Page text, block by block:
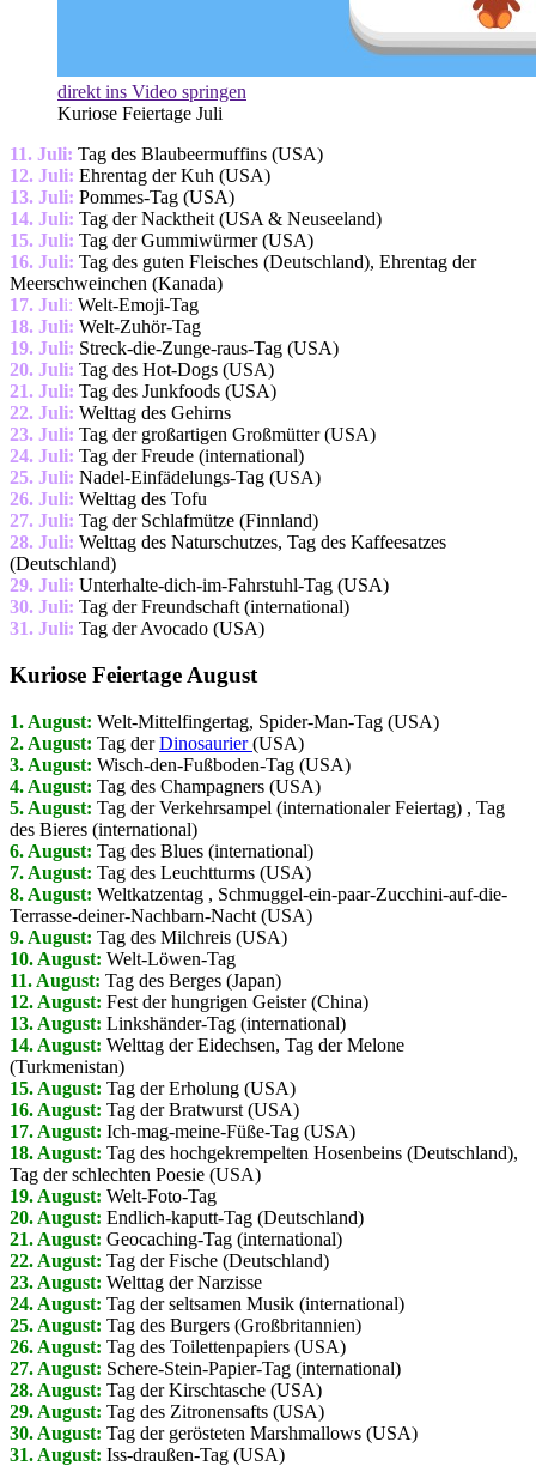
direkt ins Video springen
Kuriose Feiertage Juli
11. Juli: Tag des Blaubeermuffins (USA)
12. Juli: Ehrentag der Kuh (USA)
13. Juli: Pommes-Tag (USA)
14. Juli: Tag der Nacktheit (USA & Neuseeland)
15. Juli: Tag der Gummiwürmer (USA)
16. Juli: Tag des guten Fleisches (Deutschland), Ehrentag der
Meerschweinchen (Kanada)
17. Juli: Welt-Emoji-Tag
18. Juli: Welt-Zuhör-Tag
19. Juli: Streck-die-Zunge-raus-Tag (USA)
20. Juli: Tag des Hot-Dogs (USA)
21. Juli: Tag des Junkfoods (USA)
22. Juli: Welttag des Gehirns
23. Juli: Tag der großartigen Großmütter (USA)
24. Juli: Tag der Freude (international)
25. Juli: Nadel-Einfädelungs-Tag (USA)
26. Juli: Welttag des Tofu
27. Juli: Tag der Schlafmütze (Finnland)
28. Juli: Welttag des Naturschutzes, Tag des Kaffeesatzes
(Deutschland)
29. Juli: Unterhalte-dich-im-Fahrstuhl-Tag (USA)
30. Juli: Tag der Freundschaft (international)
31. Juli: Tag der Avocado (USA)
Kuriose Feiertage August
1. August: Welt-Mittelfingertag, Spider-Man-Tag (USA)
2. August: Tag derDinosaurier(USA)
3. August: Wisch-den-Fußboden-Tag (USA)
4. August: Tag des Champagners (USA)
5. August: Tag der Verkehrsampel (internationaler Feiertag) , Tag
des Bieres (international)
6. August: Tag des Blues (international)
7. August: Tag des Leuchtturms (USA)
8. August: Weltkatzentag , Schmuggel-ein-paar-Zucchini-auf-die-
Terrasse-deiner-Nachbarn-Nacht (USA)
9. August: Tag des Milchreis (USA)
10. August: Welt-Löwen-Tag
11. August: Tag des Berges (Japan)
12. August: Fest der hungrigen Geister (China)
13. August: Linkshänder-Tag (international)
14. August: Welttag der Eidechsen, Tag der Melone
(Turkmenistan)
15. August: Tag der Erholung (USA)
16. August: Tag der Bratwurst (USA)
17. August: Ich-mag-meine-Füße-Tag (USA)
18. August: Tag des hochgekrempelten Hosenbeins (Deutschland),
Tag der schlechten Poesie (USA)
19. August: Welt-Foto-Tag
20. August: Endlich-kaputt-Tag (Deutschland)
21. August: Geocaching-Tag (international)
22. August: Tag der Fische (Deutschland)
23. August: Welttag der Narzisse
24. August: Tag der seltsamen Musik (international)
25. August: Tag des Burgers (Großbritannien)
26. August: Tag des Toilettenpapiers (USA)
27. August: Schere-Stein-Papier-Tag (international)
28. August: Tag der Kirschtasche (USA)
29. August: Tag des Zitronensafts (USA)
30. August: Tag der gerösteten Marshmallows (USA)
31. August: Iss-draußen-Tag (USA)